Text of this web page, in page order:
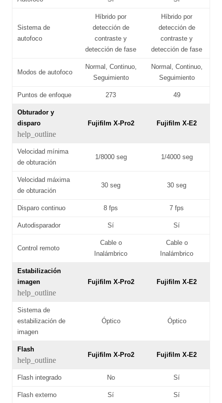
Sistema de
autofoco
Híbrido por
detección de
contraste y
detección de fase
Híbrido por
detección de
contraste y
detección de fase
Modos de autofoco
Normal, Continuo,
Seguimiento
Normal, Continuo,
Seguimiento
Puntos de enfoque 273 49
Obturador y
disparo
help_outline
Fujifilm X-Pro2 Fujifilm X-E2
Velocidad mínima
de obturación
1/8000 seg 1/4000 seg
Velocidad máxima
de obturación
30 seg 30 seg
Disparo continuo 8 fps 7 fps
Autodisparador Sí Sí
Control remoto
Cable o
Inalámbrico
Cable o
Inalámbrico
Estabilización
imagen
help_outline
Fujifilm X-Pro2 Fujifilm X-E2
Sistema de
estabilización de
imagen
Óptico Óptico
Flash
help_outline
Fujifilm X-Pro2 Fujifilm X-E2
Flash integrado No Sí
Flash externo Sí Sí